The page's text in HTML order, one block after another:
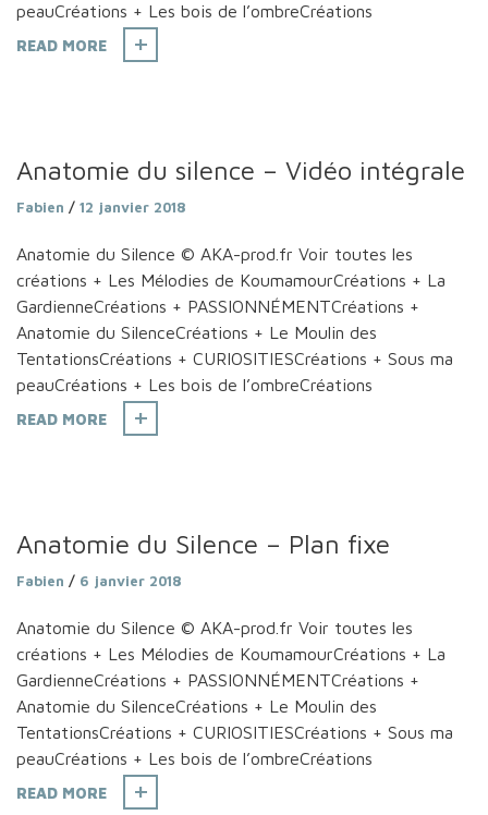
peauCréations + Les bois de l’ombreCréations
READ MORE
Anatomie du silence – Vidéo intégrale
Fabien / 12 janvier 2018
Anatomie du Silence © AKA-prod.fr Voir toutes les
créations + Les Mélodies de KoumamourCréations + La
GardienneCréations + PASSIONNÉMENTCréations +
Anatomie du SilenceCréations + Le Moulin des
TentationsCréations + CURIOSITIESCréations + Sous ma
peauCréations + Les bois de l’ombreCréations
READ MORE
Anatomie du Silence – Plan fixe
Fabien / 6 janvier 2018
Anatomie du Silence © AKA-prod.fr Voir toutes les
créations + Les Mélodies de KoumamourCréations + La
GardienneCréations + PASSIONNÉMENTCréations +
Anatomie du SilenceCréations + Le Moulin des
TentationsCréations + CURIOSITIESCréations + Sous ma
peauCréations + Les bois de l’ombreCréations
READ MORE